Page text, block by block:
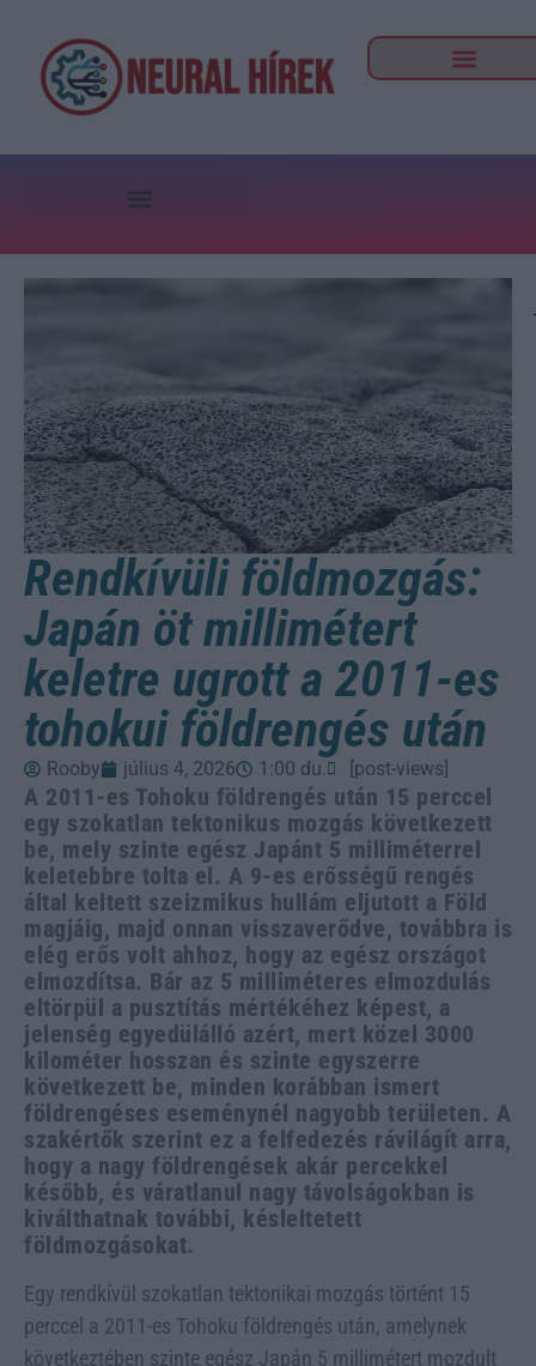
Rendkívüli földmozgás:
Japán öt millimétert
keletre ugrott a 2011-es
tohokui földrengés után
Rooby július 4, 2026 1:00 du. [post-views]
A 2011-es Tohoku földrengés után 15 perccel
egy szokatlan tektonikus mozgás következett
be, mely szinte egész Japánt 5 milliméterrel
keletebbre tolta el. A 9-es erősségű rengés
által keltett szeizmikus hullám eljutott a Föld
magjáig, majd onnan visszaverődve, továbbra is
elég erős volt ahhoz, hogy az egész országot
elmozdítsa. Bár az 5 milliméteres elmozdulás
eltörpül a pusztítás mértékéhez képest, a
jelenség egyedülálló azért, mert közel 3000
kilométer hosszan és szinte egyszerre
következett be, minden korábban ismert
földrengéses eseménynél nagyobb területen. A
szakértők szerint ez a felfedezés rávilágít arra,
hogy a nagy földrengések akár percekkel
később, és váratlanul nagy távolságokban is
kiválthatnak további, késleltetett
földmozgásokat.
Egy rendkívül szokatlan tektonikai mozgás történt 15
perccel a 2011-es Tohoku földrengés után, amelynek
következtében szinte egész Japán 5 millimétert mozdult